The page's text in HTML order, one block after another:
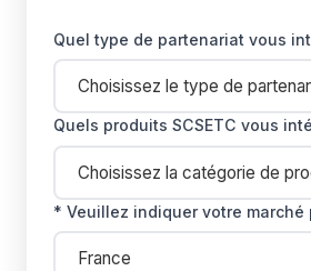
Quel type de partenariat vous
Quels produits SCSETC vous
* Veuillez indiquer votre marché